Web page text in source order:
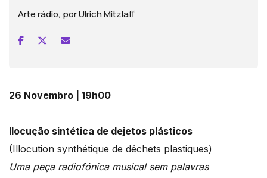
Arte rádio, por Ulrich Mitzlaff
26 Novembro | 19h00
Ilocução sintética de dejetos plásticos
(Illocution synthétique de déchets plastiques)
Uma peça radiofónica musical sem palavras